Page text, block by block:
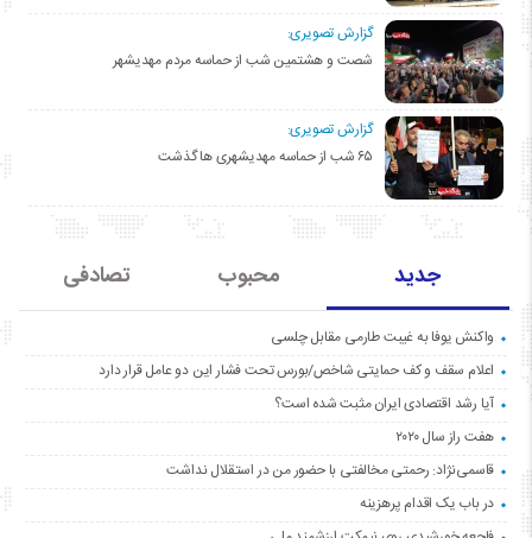
گزارش تصویری:
شصت و هشتمین شب از حماسه مردم مهدیشهر
گزارش تصویری:
۶۵ شب از حماسه مهدیشهری ها گذشت
جدید محبوب تصادفی
واکنش یوفا به غیبت طارمی مقابل چلسی
اعلام سقف و کف حمایتی شاخص/بورس تحت فشار این دو عامل قرار دارد
آیا رشد اقتصادی ایران مثبت شده است؟
هفت راز سال ۲۰۲۰
قاسمی‌نژاد: رحمتی مخالفتی با حضور من در استقلال نداشت
در باب یک اقدام پرهزینه